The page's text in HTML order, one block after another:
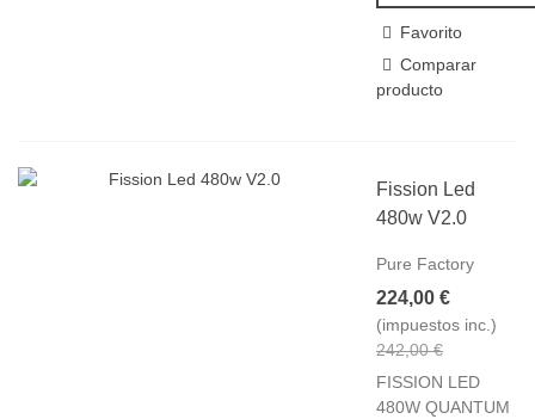
Favorito
Comparar
producto
Fission Led
480w V2.0
Pure Factory
224,00 €
(impuestos inc.)
242,00 €
FISSION LED
480W QUANTUM